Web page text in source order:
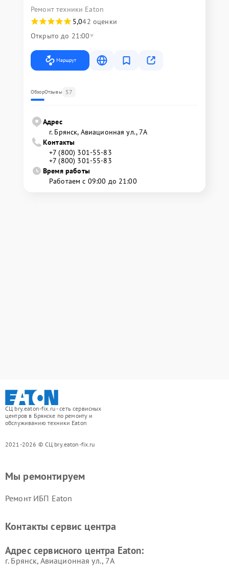
Ремонт техники Eaton
5,042 оценки
Открыто до 21:00
Маршрут
ОбзорОтзывы 57
Адрес
г. Брянск, Авиационная ул., 7А
Контакты
+7 (800) 301-55-83
+7 (800) 301-55-83
Время работы
Работаем с 09:00 до 21:00
СЦ bry.eaton-fix.ru - сеть сервисных
центров в Брянске по ремонту и
обслуживанию техники Eaton
2021-2026 © СЦ bry.eaton-fix.ru
Мы ремонтируем
Ремонт ИБП Eaton
Контакты сервис центра
Адрес сервисного центра Eaton:
г. Брянск, Авиационная ул., 7А